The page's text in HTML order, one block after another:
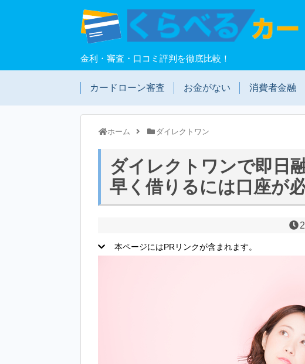
金利・審査・口コミ評判を徹底比較！
カードローン審査 お金がない 消費者金融
ホーム ダイレクトワン
ダイレクトワンで即日
早く借りるには口座が
本ページにはPRリンクが含まれます。